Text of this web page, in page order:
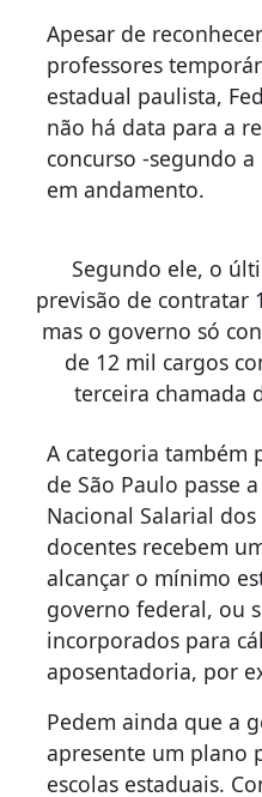
Apesar de
professores
estadual paulista,
não há data para a
concurso -segundo
em andamento.
Segundo ele, o
previsão de contratar
mas o governo só
de 12 mil cargos
terceira chamada
A categoria também
de São Paulo passe
Nacional Salarial
docentes recebem
alcançar o mínimo
governo federal, ou
incorporados para
aposentadoria, por
Pedem ainda que a
apresente um plano
escolas estaduais.